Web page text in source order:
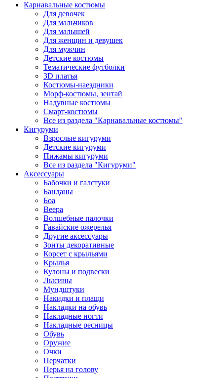
Карнавальные костюмы
Для девочек
Для мальчиков
Для малышей
Для женщин и девушек
Для мужчин
Детские костюмы
Тематические футболки
3D платья
Костюмы-наездники
Морф-костюмы, зентай
Надувные костюмы
Смарт-костюмы
Все из раздела "Карнавальные костюмы"
Кигуруми
Взрослые кигуруми
Детские кигуруми
Пижамы кигуруми
Все из раздела "Кигуруми"
Аксессуары
Бабочки и галстуки
Банданы
Боа
Веера
Волшебные палочки
Гавайские ожерелья
Другие аксессуары
Зонты декоративные
Корсет с крыльями
Крылья
Кулоны и подвески
Лысины
Мундштуки
Накидки и плащи
Накладки на обувь
Накладные ногти
Накладные ресницы
Обувь
Оружие
Очки
Перчатки
Перья на голову